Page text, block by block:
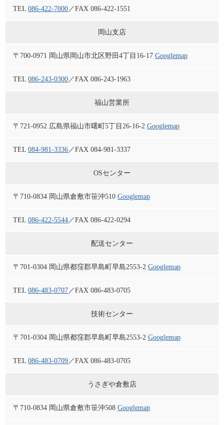
TEL 086-422-7000／FAX 086-422-1551
岡山支店
〒700-0971 岡山県岡山市北区野田4丁目16-17 Googlemap
TEL 086-243-0300／FAX 086-243-1963
福山営業所
〒721-0952 広島県福山市曙町5丁目26-16-2 Googlemap
TEL 084-981-3336／FAX 084-981-3337
OSセンター
〒710-0834 岡山県倉敷市笹沖510 Googlemap
TEL 086-422-5544／FAX 086-422-0294
配送センター
〒701-0304 岡山県都窪郡早島町早島2553-2 Googlemap
TEL 086-483-0707／FAX 086-483-0705
技術センター
〒701-0304 岡山県都窪郡早島町早島2553-2 Googlemap
TEL 086-483-0709／FAX 086-483-0705
うさぎや倉敷店
〒710-0834 岡山県倉敷市笹沖508 Googlemap